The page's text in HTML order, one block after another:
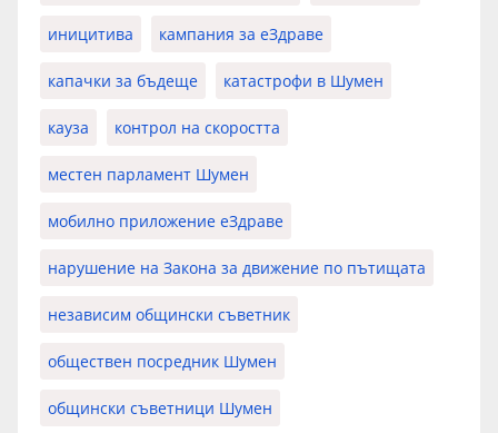
иницитива кампания за еЗдраве
капачки за бъдеще катастрофи в Шумен
кауза контрол на скоростта
местен парламент Шумен
мобилно приложение еЗдраве
нарушение на Закона за движение по пътищата
независим общински съветник
обществен посредник Шумен
общински съветници Шумен